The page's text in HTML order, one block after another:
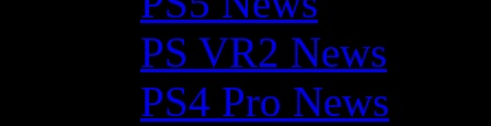
PS VR2 News
PS4 Pro News